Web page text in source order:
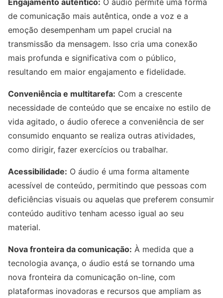
de comunicação mais autêntica, onde a voz e a
emoção desempenham um papel crucial na
transmissão da mensagem. Isso cria uma conexão
mais profunda e significativa com o público,
resultando em maior engajamento e fidelidade.
Conveniência e multitarefa: Com a crescente
necessidade de conteúdo que se encaixe no estilo de
vida agitado, o áudio oferece a conveniência de ser
consumido enquanto se realiza outras atividades,
como dirigir, fazer exercícios ou trabalhar.
Acessibilidade: O áudio é uma forma altamente
acessível de conteúdo, permitindo que pessoas com
deficiências visuais ou aquelas que preferem consumir
conteúdo auditivo tenham acesso igual ao seu
material.
Nova fronteira da comunicação: À medida que a
tecnologia avança, o áudio está se tornando uma
nova fronteira da comunicação on-line, com
plataformas inovadoras e recursos que ampliam as